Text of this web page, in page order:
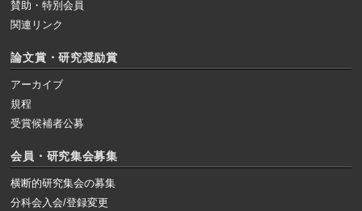
賛助・特別会員
関連リンク
論文賞・研究奨励賞
アーカイブ
規程
受賞候補者公募
会員・研究集会募集
横断的研究集会の募集
分科会入会/登録変更